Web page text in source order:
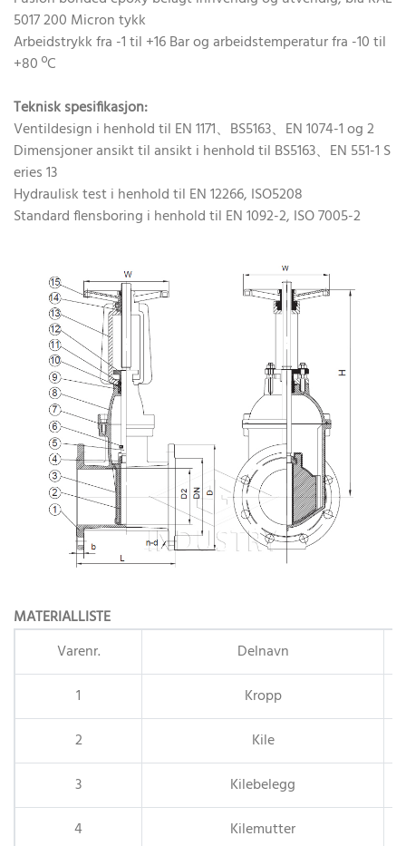
5017 200 Micron tykk
Arbeidstrykk fra -1 til +16 Bar og arbeidstemperatur fra -10 til
+80 ºC
Teknisk spesifikasjon:
Ventildesign i henhold til EN 1171、BS5163、EN 1074-1 og 2
Dimensjoner ansikt til ansikt i henhold til BS5163、EN 551-1 S
eries 13
Hydraulisk test i henhold til EN 12266, ISO5208
Standard flensboring i henhold til EN 1092-2, ISO 7005-2
MATERIALLISTE
Varenr.
Delnavn
1
Kropp
2
Kile
3
Kilebelegg
4
Kilemutter